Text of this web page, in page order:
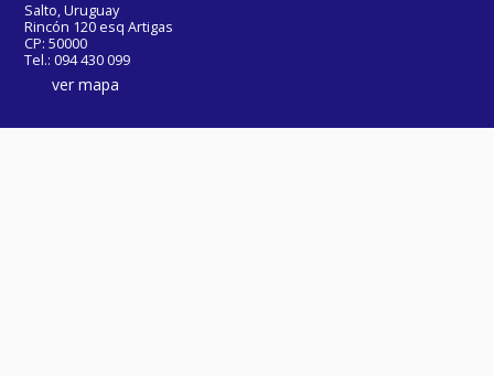
Salto, Uruguay
Rincón 120 esq Artigas
CP: 50000
Tel.: 094 430 099
ver mapa